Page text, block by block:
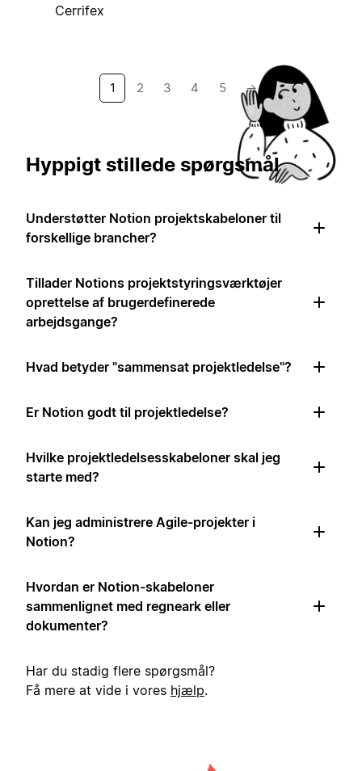
Cerrifex
1 2 3 4 5 →
Hyppigt stillede spørgsmål
Understøtter Notion projektskabeloner til
forskellige brancher?
Tillader Notions projektstyringsværktøjer
oprettelse af brugerdefinerede
arbejdsgange?
Hvad betyder "sammensat projektledelse"?
Er Notion godt til projektledelse?
Hvilke projektledelsesskabeloner skal jeg
starte med?
Kan jeg administrere Agile-projekter i
Notion?
Hvordan er Notion-skabeloner
sammenlignet med regneark eller
dokumenter?
Har du stadig flere spørgsmål?
Få mere at vide i vores hjælp.